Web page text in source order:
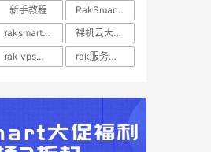
新手教程
RakSmart美国VPS
raksmart美国云服务器
裸机云大宽带服务器
rak vps评测 rak服务器优惠